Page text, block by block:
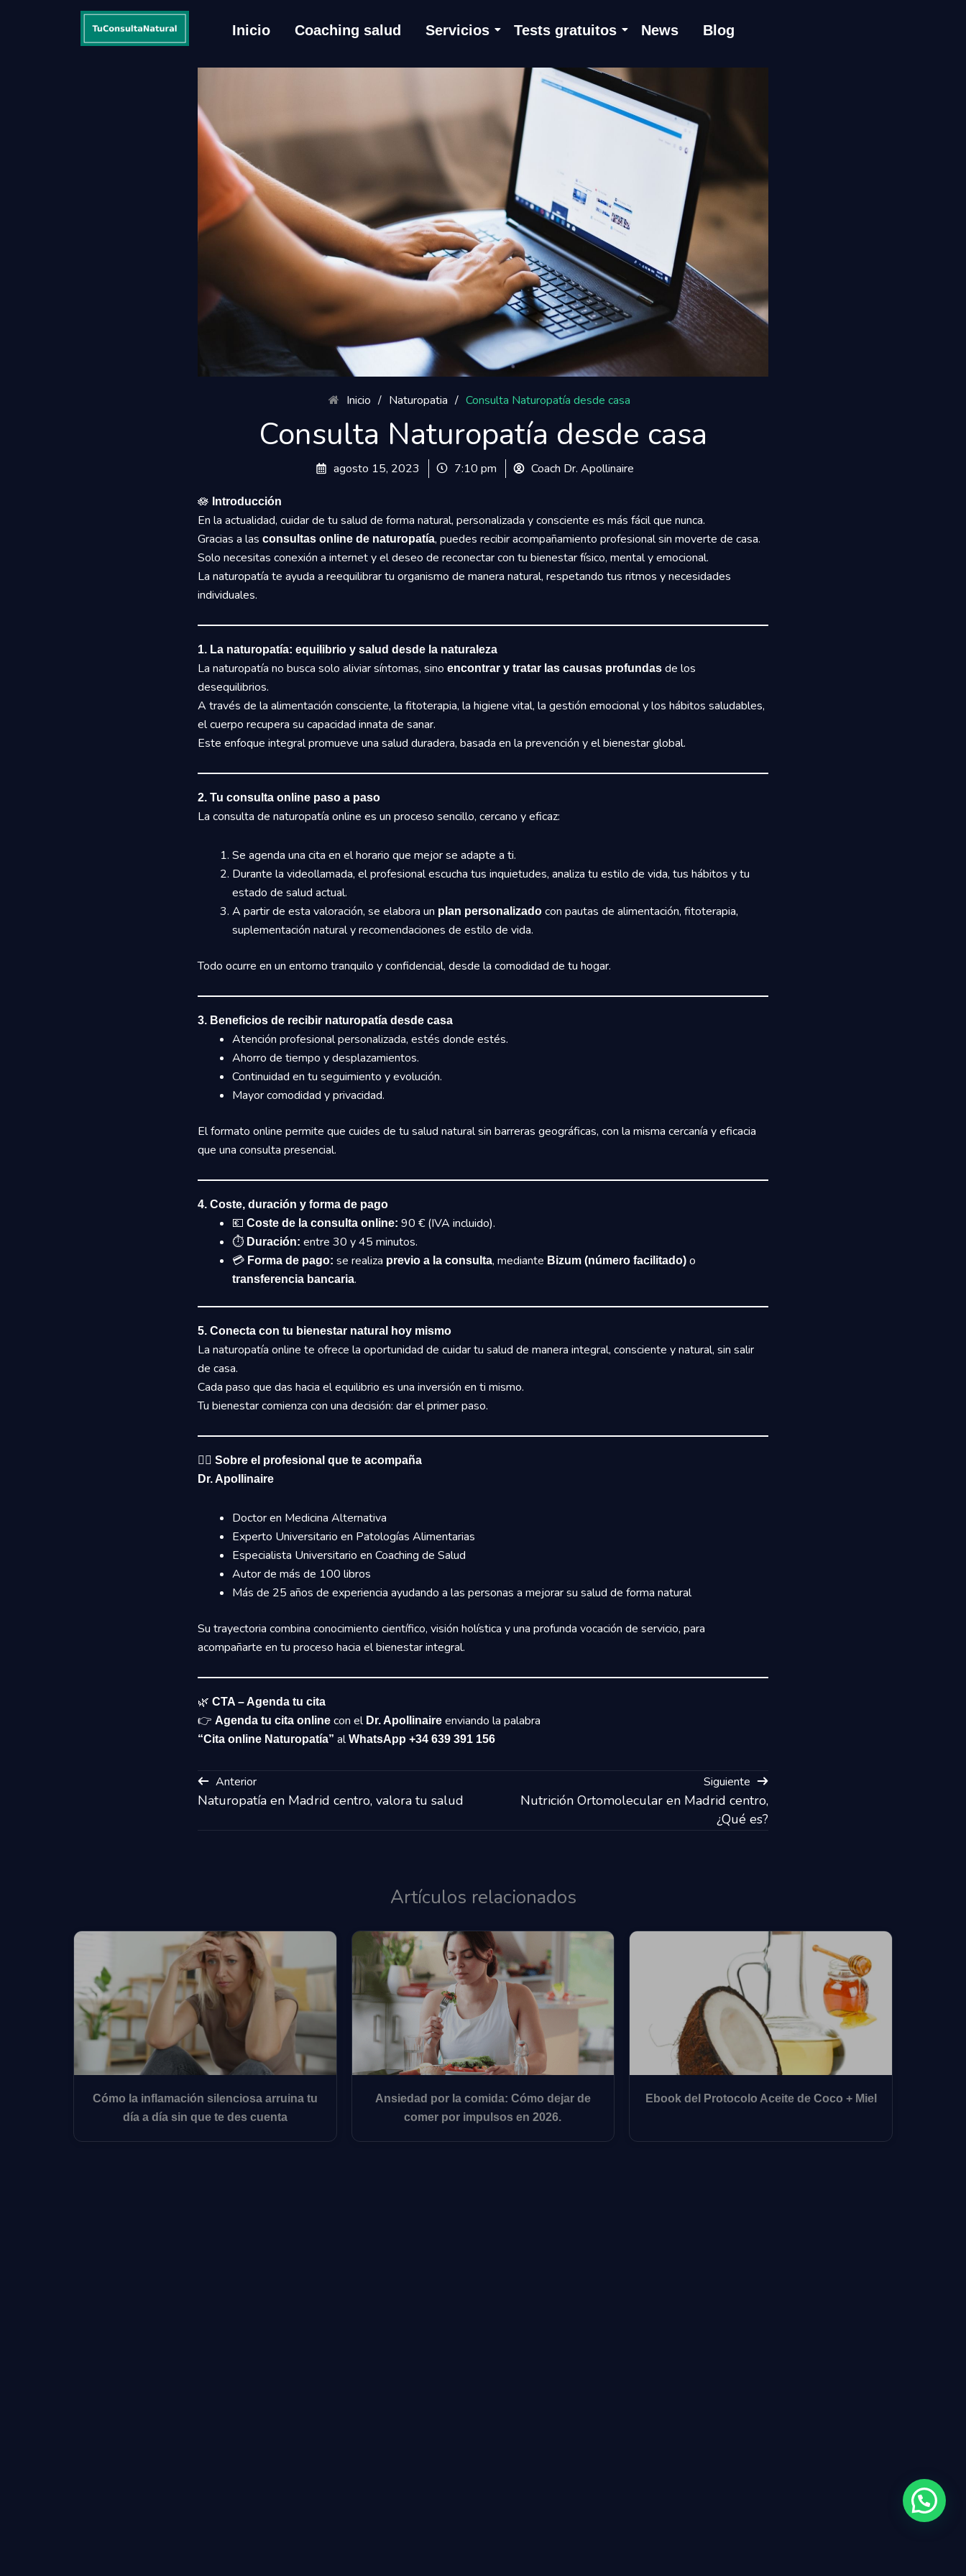
Inicio Coaching salud Servicios Tests gratuitos News Blog
Inicio / Naturopatia / Consulta Naturopatía desde casa
Consulta Naturopatía desde casa
agosto 15, 2023 7:10 pm Coach Dr. Apollinaire
🪷 Introducción
En la actualidad, cuidar de tu salud de forma natural, personalizada y consciente es más fácil que nunca.
Gracias a las consultas online de naturopatía, puedes recibir acompañamiento profesional sin moverte de casa.
Solo necesitas conexión a internet y el deseo de reconectar con tu bienestar físico, mental y emocional.
La naturopatía te ayuda a reequilibrar tu organismo de manera natural, respetando tus ritmos y necesidades
individuales.
1. La naturopatía: equilibrio y salud desde la naturaleza
La naturopatía no busca solo aliviar síntomas, sino encontrar y tratar las causas profundasde los
desequilibrios.
A través de la alimentación consciente, la fitoterapia, la higiene vital, la gestión emocional y los hábitos saludables,
el cuerpo recupera su capacidad innata de sanar.
Este enfoque integral promueve una salud duradera, basada en la prevención y el bienestar global.
2. Tu consulta online paso a paso
La consulta de naturopatía online es un proceso sencillo, cercano y eficaz:
Se agenda una cita en el horario que mejor se adapte a ti.
Durante la videollamada, el profesional escucha tus inquietudes, analiza tu estilo de vida, tus hábitos y tu
estado de salud actual.
A partir de esta valoración, se elabora un plan personalizadocon pautas de alimentación, fitoterapia,
suplementación natural y recomendaciones de estilo de vida.
Todo ocurre en un entorno tranquilo y confidencial, desde la comodidad de tu hogar.
3. Beneficios de recibir naturopatía desde casa
Atención profesional personalizada, estés donde estés.
Ahorro de tiempo y desplazamientos.
Continuidad en tu seguimiento y evolución.
Mayor comodidad y privacidad.
El formato online permite que cuides de tu salud natural sin barreras geográficas, con la misma cercanía y eficacia
que una consulta presencial.
4. Coste, duración y forma de pago
💶 Coste de la consulta online: 90 € (IVA incluido).
⏱️ Duración: entre 30 y 45 minutos.
💳 Forma de pago: se realiza previo a la consulta, mediante Bizum (número facilitado)o
transferencia bancaria.
5. Conecta con tu bienestar natural hoy mismo
La naturopatía online te ofrece la oportunidad de cuidar tu salud de manera integral, consciente y natural, sin salir
de casa.
Cada paso que das hacia el equilibrio es una inversión en ti mismo.
Tu bienestar comienza con una decisión: dar el primer paso.
👨‍⚕️ Sobre el profesional que te acompaña
Dr. Apollinaire
Doctor en Medicina Alternativa
Experto Universitario en Patologías Alimentarias
Especialista Universitario en Coaching de Salud
Autor de más de 100 libros
Más de 25 años de experiencia ayudando a las personas a mejorar su salud de forma natural
Su trayectoria combina conocimiento científico, visión holística y una profunda vocación de servicio, para
acompañarte en tu proceso hacia el bienestar integral.
🌿 CTA – Agenda tu cita
👉 Agenda tu cita onlinecon el Dr. Apollinaireenviando la palabra
“Cita online Naturopatía” alWhatsApp +34 639 391 156
Anterior
Naturopatía en Madrid centro, valora tu salud
Siguiente
Nutrición Ortomolecular en Madrid centro,
¿Qué es?
Artículos relacionados
Cómo la inflamación silenciosa arruina tu
día a día sin que te des cuenta
Ansiedad por la comida: Cómo dejar de
comer por impulsos en 2026.
Ebook del Protocolo Aceite de Coco + Miel